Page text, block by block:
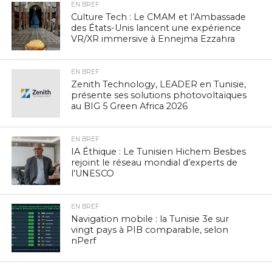
EN BREF
Culture Tech : Le CMAM et l’Ambassade
des États-Unis lancent une expérience
VR/XR immersive à Ennejma Ezzahra
EN BREF
Zenith Technology, LEADER en Tunisie,
présente ses solutions photovoltaïques
au BIG 5 Green Africa 2026
EN BREF
IA Éthique : Le Tunisien Hichem Besbes
rejoint le réseau mondial d’experts de
l’UNESCO
EN BREF
Navigation mobile : la Tunisie 3e sur
vingt pays à PIB comparable, selon
nPerf